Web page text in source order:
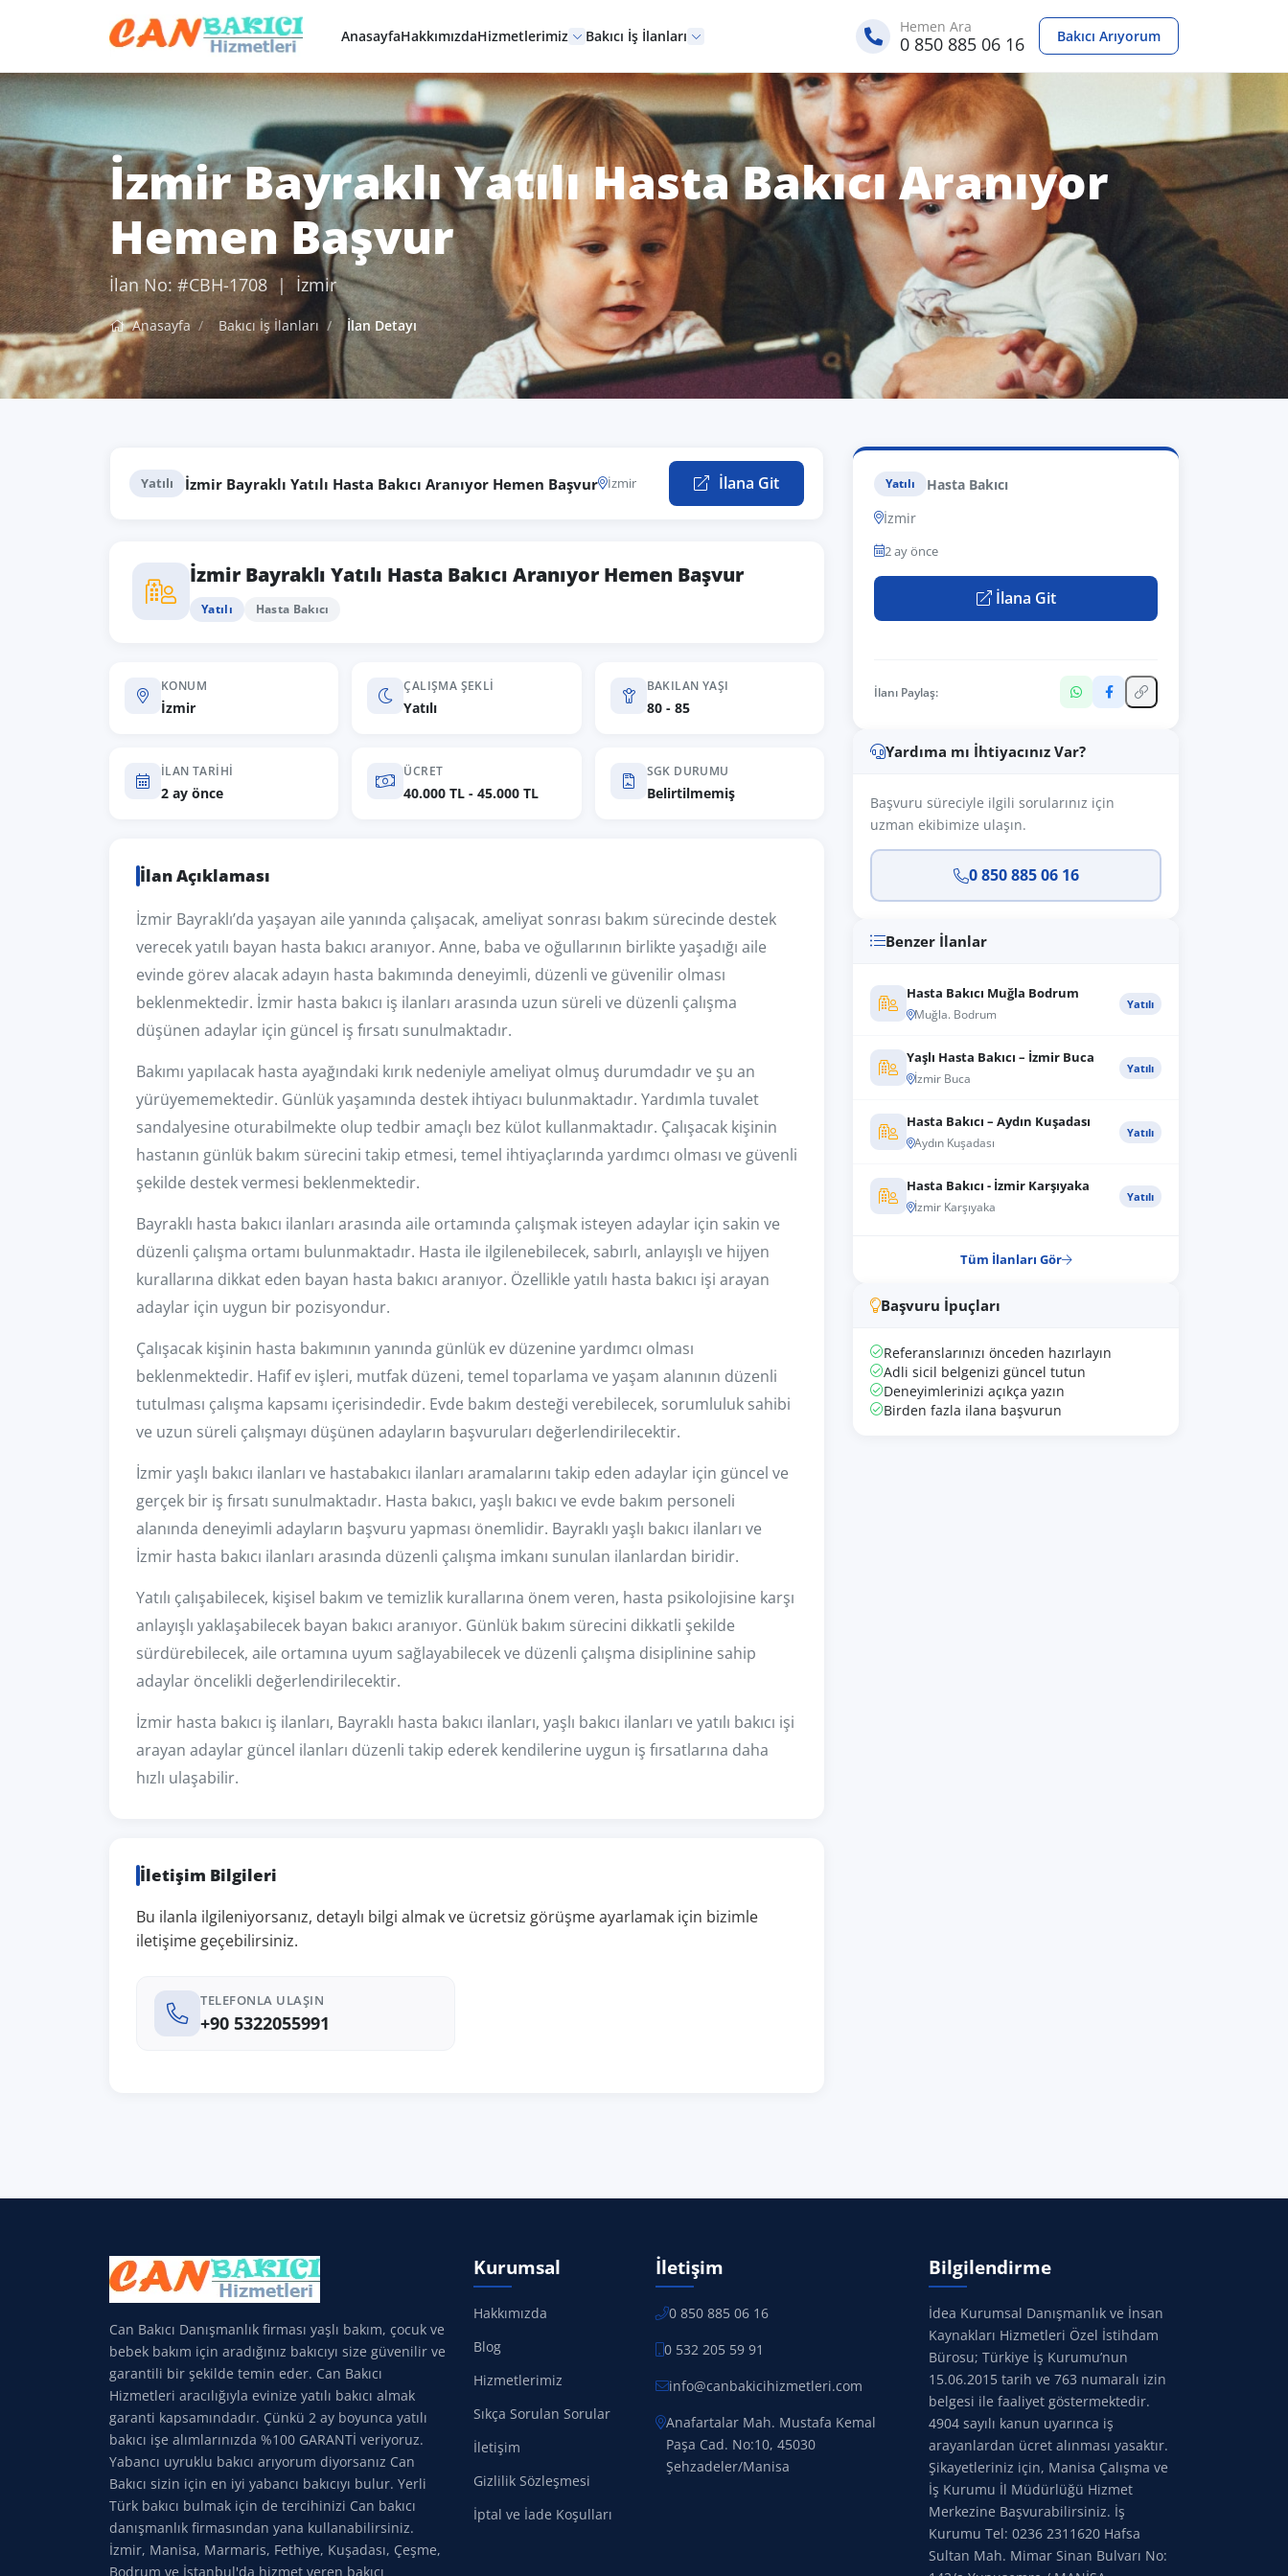
AnasayfaHakkımızdaHizmetlerimiz Bakıcı İş İlanları
Hemen Ara
0 850 885 06 16 Bakıcı Arıyorum
İzmir Bayraklı Yatılı Hasta Bakıcı Aranıyor
Hemen Başvur
İlan No: #CBH-1708 | İzmir
Anasayfa Bakıcı İş İlanları İlan Detayı
Yatılı İzmir Bayraklı Yatılı Hasta Bakıcı Aranıyor Hemen Başvur İzmir İlana Git
İzmir Bayraklı Yatılı Hasta Bakıcı Aranıyor Hemen Başvur
Yatılı Hasta Bakıcı
KONUM
İzmir
ÇALIŞMA ŞEKLI
Yatılı
BAKILAN YAŞI
80 - 85
İLAN TARIHI
2 ay önce
ÜCRET
40.000 TL - 45.000 TL
SGK DURUMU
Belirtilmemiş
İlan Açıklaması
İzmir Bayraklı’da yaşayan aile yanında çalışacak, ameliyat sonrası bakım sürecinde destek
verecek yatılı bayan hasta bakıcı aranıyor. Anne, baba ve oğullarının birlikte yaşadığı aile
evinde görev alacak adayın hasta bakımında deneyimli, düzenli ve güvenilir olması
beklenmektedir. İzmir hasta bakıcı iş ilanları arasında uzun süreli ve düzenli çalışma
düşünen adaylar için güncel iş fırsatı sunulmaktadır.
Bakımı yapılacak hasta ayağındaki kırık nedeniyle ameliyat olmuş durumdadır ve şu an
yürüyememektedir. Günlük yaşamında destek ihtiyacı bulunmaktadır. Yardımla tuvalet
sandalyesine oturabilmekte olup tedbir amaçlı bez külot kullanmaktadır. Çalışacak kişinin
hastanın günlük bakım sürecini takip etmesi, temel ihtiyaçlarında yardımcı olması ve güvenli
şekilde destek vermesi beklenmektedir.
Bayraklı hasta bakıcı ilanları arasında aile ortamında çalışmak isteyen adaylar için sakin ve
düzenli çalışma ortamı bulunmaktadır. Hasta ile ilgilenebilecek, sabırlı, anlayışlı ve hijyen
kurallarına dikkat eden bayan hasta bakıcı aranıyor. Özellikle yatılı hasta bakıcı işi arayan
adaylar için uygun bir pozisyondur.
Çalışacak kişinin hasta bakımının yanında günlük ev düzenine yardımcı olması
beklenmektedir. Hafif ev işleri, mutfak düzeni, temel toparlama ve yaşam alanının düzenli
tutulması çalışma kapsamı içerisindedir. Evde bakım desteği verebilecek, sorumluluk sahibi
ve uzun süreli çalışmayı düşünen adayların başvuruları değerlendirilecektir.
İzmir yaşlı bakıcı ilanları ve hastabakıcı ilanları aramalarını takip eden adaylar için güncel ve
gerçek bir iş fırsatı sunulmaktadır. Hasta bakıcı, yaşlı bakıcı ve evde bakım personeli
alanında deneyimli adayların başvuru yapması önemlidir. Bayraklı yaşlı bakıcı ilanları ve
İzmir hasta bakıcı ilanları arasında düzenli çalışma imkanı sunulan ilanlardan biridir.
Yatılı çalışabilecek, kişisel bakım ve temizlik kurallarına önem veren, hasta psikolojisine karşı
anlayışlı yaklaşabilecek bayan bakıcı aranıyor. Günlük bakım sürecini dikkatli şekilde
sürdürebilecek, aile ortamına uyum sağlayabilecek ve düzenli çalışma disiplinine sahip
adaylar öncelikli değerlendirilecektir.
İzmir hasta bakıcı iş ilanları, Bayraklı hasta bakıcı ilanları, yaşlı bakıcı ilanları ve yatılı bakıcı işi
arayan adaylar güncel ilanları düzenli takip ederek kendilerine uygun iş fırsatlarına daha
hızlı ulaşabilir.
İletişim Bilgileri
Bu ilanla ilgileniyorsanız, detaylı bilgi almak ve ücretsiz görüşme ayarlamak için bizimle
iletişime geçebilirsiniz.
TELEFONLA ULAŞIN
+90 5322055991
Yatılı
Hasta Bakıcı
İzmir
2 ay önce
İlana Git
İlanı Paylaş:
Yardıma mı İhtiyacınız Var?
Başvuru süreciyle ilgili sorularınız için
uzman ekibimize ulaşın.
0 850 885 06 16
Benzer İlanlar
Hasta Bakıcı Muğla Bodrum
Muğla. Bodrum
Yatılı
Yaşlı Hasta Bakıcı – İzmir Buca
İzmir Buca
Yatılı
Hasta Bakıcı – Aydın Kuşadası
Aydın Kuşadası
Yatılı
Hasta Bakıcı - İzmir Karşıyaka
İzmir Karşıyaka
Yatılı
Tüm İlanları Gör
Başvuru İpuçları
Referanslarınızı önceden hazırlayın
Adli sicil belgenizi güncel tutun
Deneyimlerinizi açıkça yazın
Birden fazla ilana başvurun
Can Bakıcı Danışmanlık firması yaşlı bakım, çocuk ve
bebek bakım için aradığınız bakıcıyı size güvenilir ve
garantili bir şekilde temin eder. Can Bakıcı
Hizmetleri aracılığıyla evinize yatılı bakıcı almak
garanti kapsamındadır. Çünkü 2 ay boyunca yatılı
bakıcı işe alımlarınızda %100 GARANTİ veriyoruz.
Yabancı uyruklu bakıcı arıyorum diyorsanız Can
Bakıcı sizin için en iyi yabancı bakıcıyı bulur. Yerli
Türk bakıcı bulmak için de tercihinizi Can bakıcı
danışmanlık firmasından yana kullanabilirsiniz.
İzmir, Manisa, Marmaris, Fethiye, Kuşadası, Çeşme,
Bodrum ve İstanbul'da hizmet veren bakıcı
Kurumsal
Hakkımızda
Blog
Hizmetlerimiz
Sıkça Sorulan Sorular
İletişim
Gizlilik Sözleşmesi
İptal ve İade Koşulları
İletişim
0 850 885 06 16
0 532 205 59 91
info@canbakicihizmetleri.com
Anafartalar Mah. Mustafa Kemal
Paşa Cad. No:10, 45030
Şehzadeler/Manisa
Bilgilendirme
İdea Kurumsal Danışmanlık ve İnsan
Kaynakları Hizmetleri Özel İstihdam
Bürosu; Türkiye İş Kurumu’nun
15.06.2015 tarih ve 763 numaralı izin
belgesi ile faaliyet göstermektedir.
4904 sayılı kanun uyarınca iş
arayanlardan ücret alınması yasaktır.
Şikayetleriniz için, Manisa Çalışma ve
İş Kurumu İl Müdürlüğü Hizmet
Merkezine Başvurabilirsiniz. İş
Kurumu Tel: 0236 2311620 Hafsa
Sultan Mah. Mimar Sinan Bulvarı No: